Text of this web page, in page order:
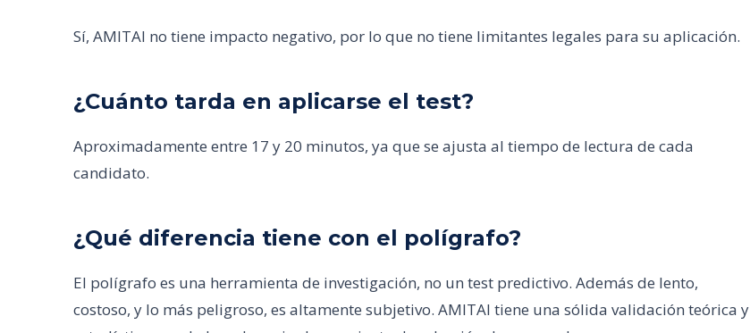
Sí, AMITAI no tiene impacto negativo, por lo que no tiene limitantes legales para su aplicación.
¿Cuánto tarda en aplicarse el test?
Aproximadamente entre 17 y 20 minutos, ya que se ajusta al tiempo de lectura de cada
candidato.
¿Qué diferencia tiene con el polígrafo?
El polígrafo es una herramienta de investigación, no un test predictivo. Además de lento,
costoso, y lo más peligroso, es altamente subjetivo. AMITAI tiene una sólida validación teórica y